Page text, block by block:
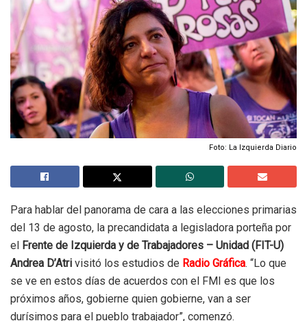
Foto: La Izquierda Diario
Para hablar del panorama de cara a las elecciones primarias
del 13 de agosto, la precandidata a legisladora porteña por
el
Frente de Izquierda y de Trabajadores – Unidad (FIT-U)
Andrea D’Atri visitó los estudios de Radio Gráfica. “Lo que
se ve en estos días de acuerdos con el FMI es que los
próximos años, gobierne quien gobierne, van a ser
durísimos para el pueblo trabajador”, comenzó.